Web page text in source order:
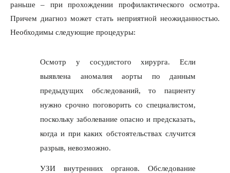
раньше – при прохождении профилактического осмотра.
Причем диагноз может стать неприятной неожиданностью.
Необходимы следующие процедуры:
Осмотр у сосудистого хирурга. Если
выявлена аномалия аорты по данным
предыдущих обследований, то пациенту
нужно срочно поговорить со специалистом,
поскольку заболевание опасно и предсказать,
когда и при каких обстоятельствах случится
разрыв, невозможно.
УЗИ внутренних органов. Обследование